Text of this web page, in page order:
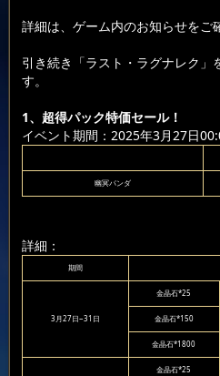
詳細は、ゲーム内のお知らせをご
引き続き「ラスト・ラグナレク」
す。
1、超得パック特価セール！
イベント期間：2025年3月27日
幽冥パンダ
詳細：
期間
3月27日~31日
金晶石*25
金晶石*150
金晶石*1800
金晶石*25